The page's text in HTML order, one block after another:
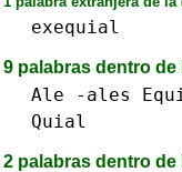
exequial
9 palabras dentro de
Ale -ales
Quial
2 palabras dentro de